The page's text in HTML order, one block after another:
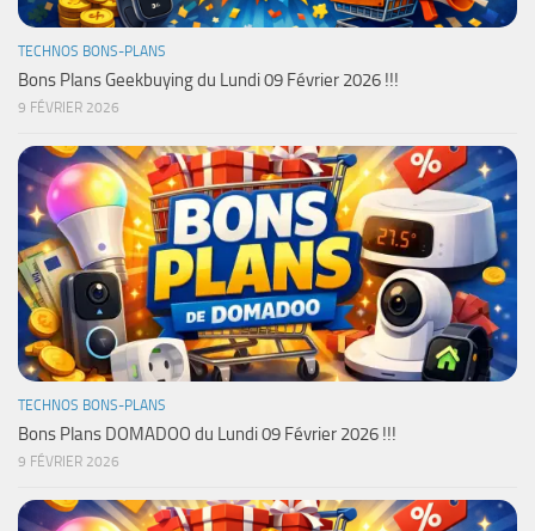
TECHNOS BONS-PLANS
Bons Plans Geekbuying du Lundi 09 Février 2026 !!!
9 FÉVRIER 2026
TECHNOS BONS-PLANS
Bons Plans DOMADOO du Lundi 09 Février 2026 !!!
9 FÉVRIER 2026